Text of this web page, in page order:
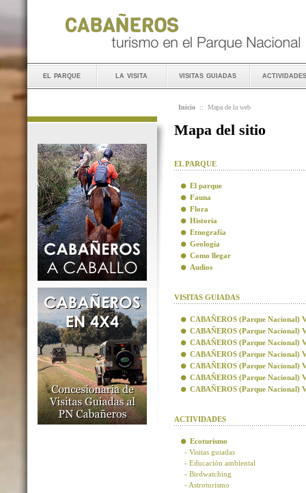
el parque la visita visitas guiadas actividades
Inicio :: Mapa de la web
Mapa del sitio
EL PARQUE
El parque
Fauna
Flora
Historia
Etnografía
Geología
Como llegar
Audios
VISITAS GUIADAS
CABAÑEROS (Parque Nacional)
CABAÑEROS (Parque Nacional)
CABAÑEROS (Parque Nacional)
CABAÑEROS (Parque Nacional)
CABAÑEROS (Parque Nacional)
CABAÑEROS (Parque Nacional)
CABAÑEROS (Parque Nacional)
ACTIVIDADES
Ecoturismo
- Visitas guiadas
- Educación ambiental
- Birdwatching
- Astroturismo